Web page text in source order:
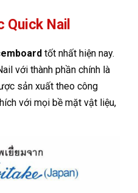
Quick Nail
tốt nhất hiện nay.
với thành phần chính là
sản xuất theo công
với mọi bề mặt vật liệu,